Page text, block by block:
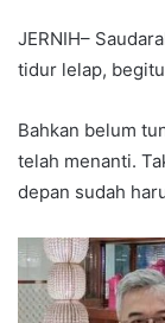
JERNIH–
tidur lelap,
Bahkan belum
telah menanti.
depan sudah